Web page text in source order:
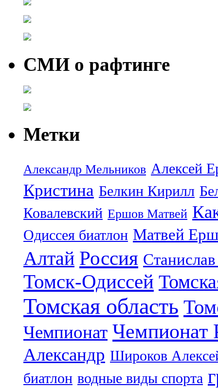
СМИ о рафтинге
Метки
Александр Мельников Алексей
Кристина Белкин Кирилл
Ковалевский Ершов Матвей
Одиссея биатлон Матвей
Алтай Россия
Томск-Одиссей
Томская область
Чемпионат Чемпионат
Александр Широков
биатлон водные виды спорта